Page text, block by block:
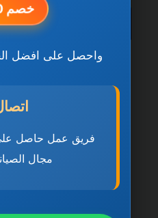
خدمات الشارقة
سباكة وصرف
ضمان مدى
خصم 30%
واحصل على افضل
فريق عمل حاصل
مجال